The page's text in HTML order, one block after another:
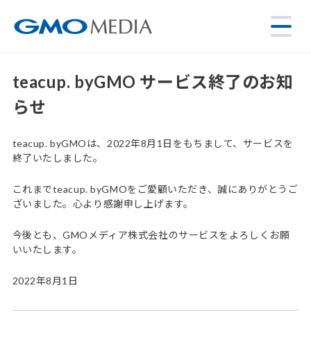
teacup. byGMO サービス終了のお知
らせ
teacup. byGMOは、2022年8月1日をもちまして、サービスを
終了いたしました。
これまでteacup. byGMOをご愛顧いただき、誠にありがとうご
ざいました。心より感謝申し上げます。
今後とも、GMOメディア株式会社のサービスをよろしくお願
いいたします。
2022年8月1日